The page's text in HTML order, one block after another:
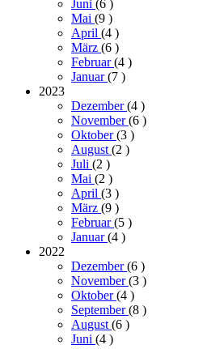
Juni (6 )
Mai (9 )
April (4 )
März (6 )
Februar(4 )
Januar(7 )
2023
Dezember(4 )
November(6 )
Oktober(3 )
August(2 )
Juli (2 )
Mai (2 )
April (3 )
März (9 )
Februar(5 )
Januar(4 )
2022
Dezember(6 )
November(3 )
Oktober(4 )
September(8 )
August(6 )
Juni (4 )